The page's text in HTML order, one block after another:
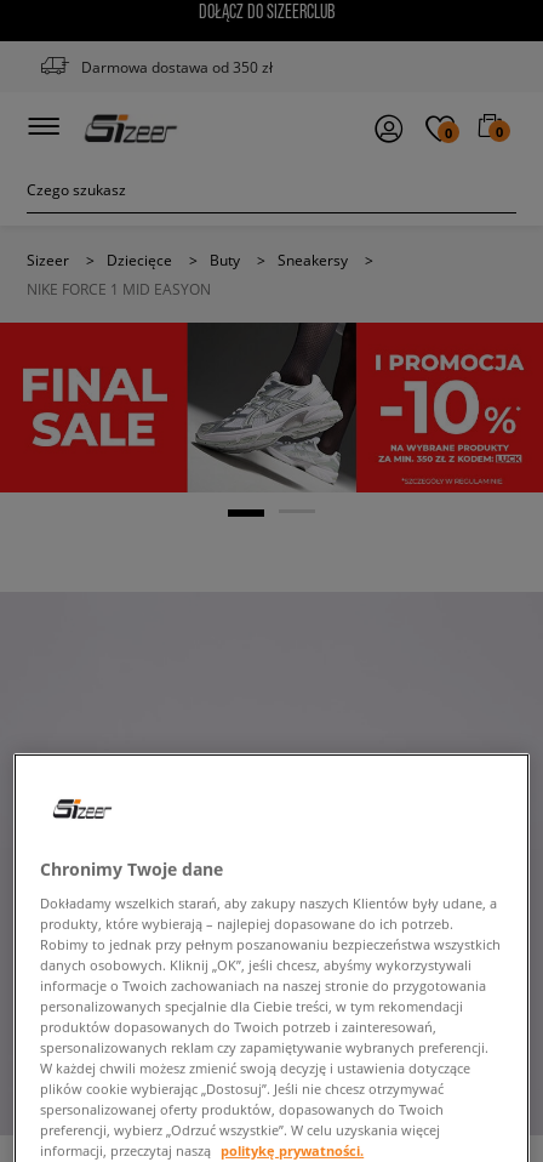
DOŁĄCZ DO SIZEERCLUB
Darmowa dostawa od 350 zł
0 0
Sizeer > Dziecięce > Buty > Sneakersy
>
NIKE FORCE 1 MID EASYON
Chronimy Twoje dane
Dokładamy wszelkich starań, aby zakupy naszych Klientów były udane, a
produkty, które wybierają – najlepiej dopasowane do ich potrzeb.
Robimy to jednak przy pełnym poszanowaniu bezpieczeństwa wszystkich
danych osobowych. Kliknij „OK”, jeśli chcesz, abyśmy wykorzystywali
informacje o Twoich zachowaniach na naszej stronie do przygotowania
personalizowanych specjalnie dla Ciebie treści, w tym rekomendacji
produktów dopasowanych do Twoich potrzeb i zainteresowań,
spersonalizowanych reklam czy zapamiętywanie wybranych preferencji.
W każdej chwili możesz zmienić swoją decyzję i ustawienia dotyczące
plików cookie wybierając „Dostosuj”. Jeśli nie chcesz otrzymywać
spersonalizowanej oferty produktów, dopasowanych do Twoich
preferencji, wybierz „Odrzuć wszystkie”. W celu uzyskania więcej
informacji, przeczytaj naszą politykę prywatności.